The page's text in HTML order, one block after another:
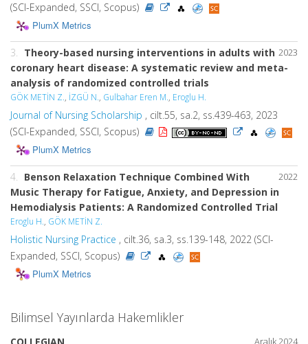
(SCI-Expanded, SSCI, Scopus)
PlumX Metrics
2023
3. Theory-based nursing interventions in adults with
coronary heart disease: A systematic review and meta-
analysis of randomized controlled trials
GÖK METİN Z., İZGÜ N., Gulbahar Eren M., Eroglu H.
Journal of Nursing Scholarship , cilt.55, sa.2, ss.439-463, 2023
(SCI-Expanded, SSCI, Scopus)
PlumX Metrics
2022
4. Benson Relaxation Technique Combined With
Music Therapy for Fatigue, Anxiety, and Depression in
Hemodialysis Patients: A Randomized Controlled Trial
Eroglu H., GÖK METİN Z.
Holistic Nursing Practice , cilt.36, sa.3, ss.139-148, 2022 (SCI-
Expanded, SSCI, Scopus)
PlumX Metrics
Bilimsel Yayınlarda Hakemlikler
Aralık 2024